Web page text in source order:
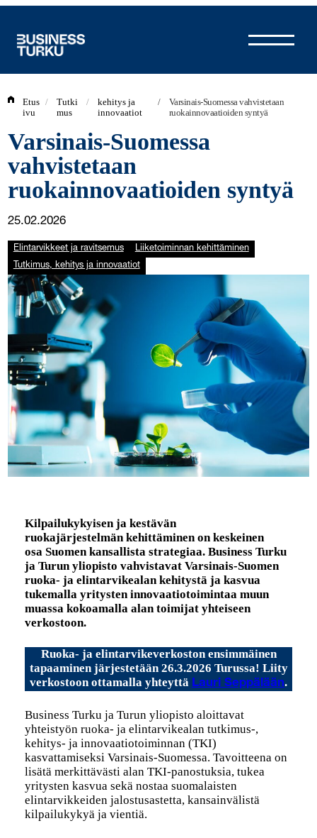
Etus
ivu
/
Tutki
mus
/
kehitys ja
innovaatiot
/
Varsinais-Suomessa vahvistetaan
ruokainnovaatioiden syntyä
Varsinais-Suomessa
vahvistetaan
ruokainnovaatioiden syntyä
25.02.2026
Elintarvikkeet ja ravitsemus
Liiketoiminnan kehittäminen
Tutkimus, kehitys ja innovaatiot
Kilpailukykyisen ja kestävän
ruokajärjestelmän kehittäminen on keskeinen
osa Suomen kansallista strategiaa. Business Turku
ja Turun yliopisto vahvistavat Varsinais-Suomen
ruoka- ja elintarvikealan kehitystä ja kasvua
tukemalla yritysten innovaatiotoimintaa muun
muassa kokoamalla alan toimijat yhteiseen
verkostoon.
Ruoka- ja elintarvikeverkoston ensimmäinen
tapaaminen järjestetään 26.3.2026 Turussa! Liity
verkostoon ottamalla yhteyttä Lauri Seppälään.
Business Turku ja Turun yliopisto aloittavat
yhteistyön ruoka- ja elintarvikealan tutkimus-,
kehitys- ja innovaatiotoiminnan (TKI)
kasvattamiseksi Varsinais-Suomessa. Tavoitteena on
lisätä merkittävästi alan TKI-panostuksia, tukea
yritysten kasvua sekä nostaa suomalaisten
elintarvikkeiden jalostusastetta, kansainvälistä
kilpailukykyä ja vientiä.